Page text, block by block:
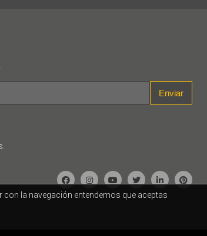
Enviar
la navegación entendemos que aceptas